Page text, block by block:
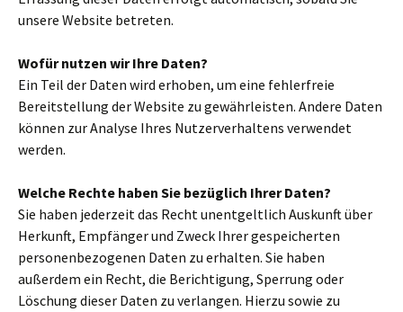
unsere Website betreten.
Wofür nutzen wir Ihre Daten?
Ein Teil der Daten wird erhoben, um eine fehlerfreie
Bereitstellung der Website zu gewährleisten. Andere Daten
können zur Analyse Ihres Nutzerverhaltens verwendet
werden.
Welche Rechte haben Sie bezüglich Ihrer Daten?
Sie haben jederzeit das Recht unentgeltlich Auskunft über
Herkunft, Empfänger und Zweck Ihrer gespeicherten
personenbezogenen Daten zu erhalten. Sie haben
außerdem ein Recht, die Berichtigung, Sperrung oder
Löschung dieser Daten zu verlangen. Hierzu sowie zu